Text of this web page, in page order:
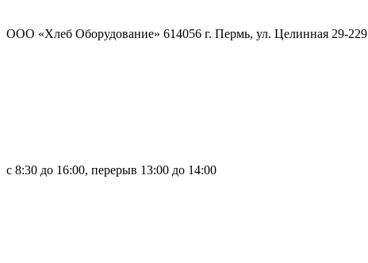
ООО «Хлеб Оборудование» 614056 г. Пермь, ул. Целинная 29-229
с 8:30 до 16:00, перерыв 13:00 до 14:00